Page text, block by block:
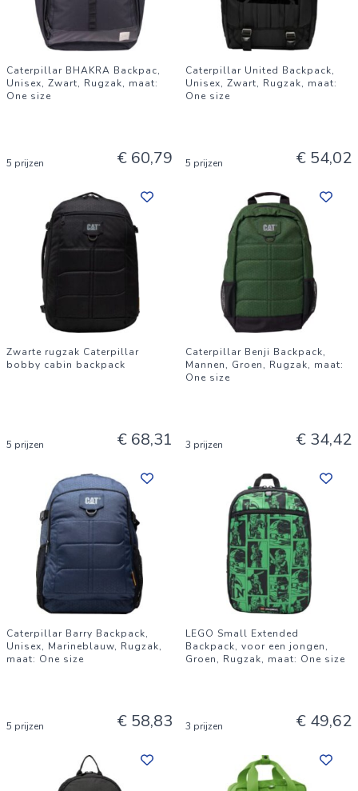
Caterpillar BHAKRA Backpac,
Unisex, Zwart, Rugzak, maat:
One size
5 prijzen € 60,79
Caterpillar United Backpack,
Unisex, Zwart, Rugzak, maat:
One size
5 prijzen € 54,02
Zwarte rugzak Caterpillar
bobby cabin backpack
5 prijzen € 68,31
Caterpillar Benji Backpack,
Mannen, Groen, Rugzak, maat:
One size
3 prijzen € 34,42
Caterpillar Barry Backpack,
Unisex, Marineblauw, Rugzak,
maat: One size
5 prijzen € 58,83
LEGO Small Extended
Backpack, voor een jongen,
Groen, Rugzak, maat: One size
3 prijzen € 49,62